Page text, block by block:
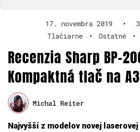
17. novembra 2019 •
Tlačiarne
• Ostatné •
Recenzia Sharp BP-
Kompaktná tlač na A3
Michal Reiter
Najvyšší z modelov novej